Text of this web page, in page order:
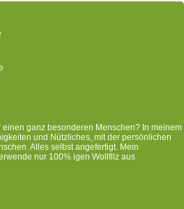
ganz besonderen Menschen? In meinem
und Nützliches, mit der persönlichen
Alles selbst angefertigt. Mein
nur 100% igen Wollfilz aus